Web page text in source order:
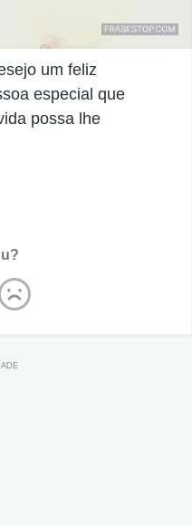
um feliz
especial que
possa lhe